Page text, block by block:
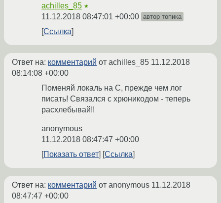
achilles_85 ★
11.12.2018 08:47:01 +00:00 автор топика
Ссылка
Ответ на: комментарий от achilles_85 11.12.2018
08:14:08 +00:00
Поменяй локаль на С, прежде чем лог
писать! Связался с хрюникодом - теперь
расхлебывай!!
anonymous
11.12.2018 08:47:47 +00:00
Показать ответ
Ссылка
Ответ на: комментарий от anonymous 11.12.2018
08:47:47 +00:00